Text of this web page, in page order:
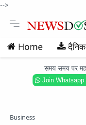
-->
Home
समय समय पर
Join Whatsapp
Business